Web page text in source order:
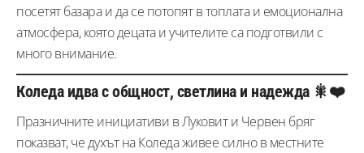
посетят базара и да се потопят в топлата и емоционална
атмосфера, която децата и учителите са подготвили с
много внимание.
Коледа идва с общност, светлина и надежда 🎇❤️
Празничните инициативи в Луковит и Червен бряг
показват, че духът на Коледа живее силно в местните